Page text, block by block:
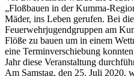
„Floßbauen in der Kumma-
Mäder, ins Leben gerufen. Bei
Feuerwehrjugendgruppen am
Flöße zu bauen um in einem
eine Terminverschiebung
Jahr diese Veranstaltung
Am Samstag, den 25. Juli 2020,